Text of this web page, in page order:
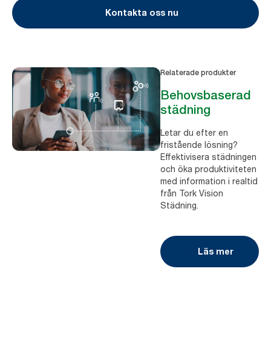
Kontakta oss nu
Relaterade produkter
Behovsbaserad
städning
Letar du efter en
fristående lösning?
Effektivisera städningen
och öka produktiviteten
med information i realtid
från Tork Vision
Städning.
Läs mer